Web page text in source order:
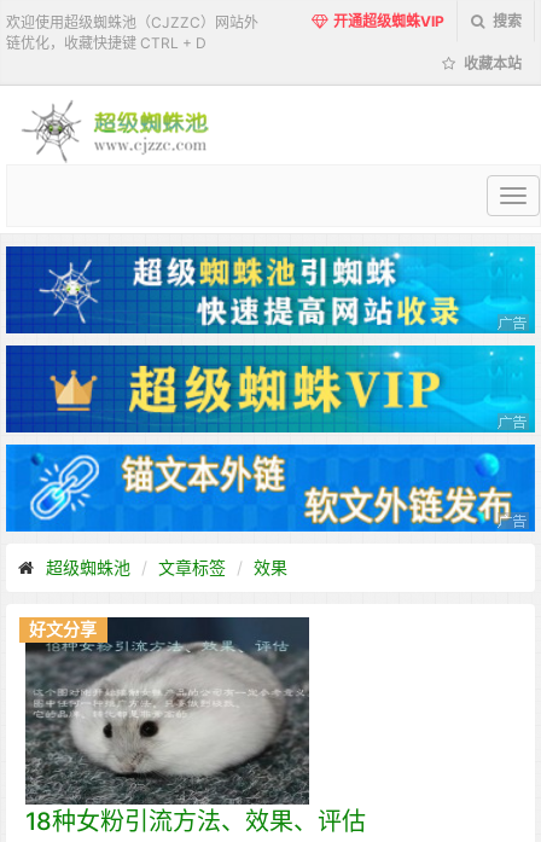
欢迎使用超级蜘蛛池（CJZZC）网站外
链优化，收藏快捷键 CTRL + D
开通超级蜘蛛VIP 搜索
收藏本站
超
蜘
蛛
池
超级蜘蛛池 文章标签 效果
好文分享
18种女粉引流方法、效果、评估